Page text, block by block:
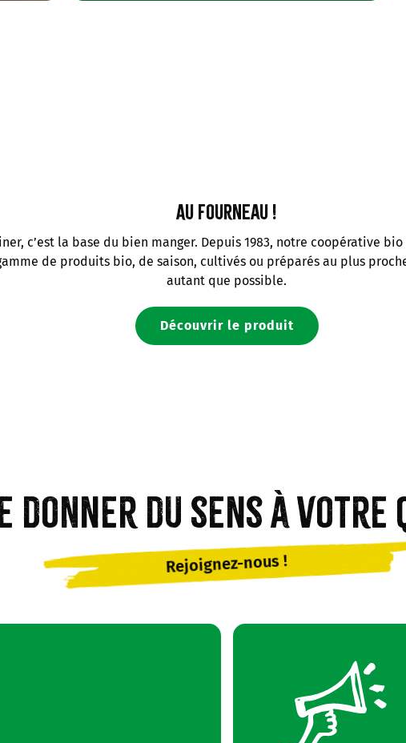
Au fourneau !
c’est la base du bien manger. Depuis 1983, notre coopérative
de produits bio, de saison, cultivés ou préparés au plus
autant que possible.
Découvrir le produit
donner du sens à votre
Rejoignez-nous !